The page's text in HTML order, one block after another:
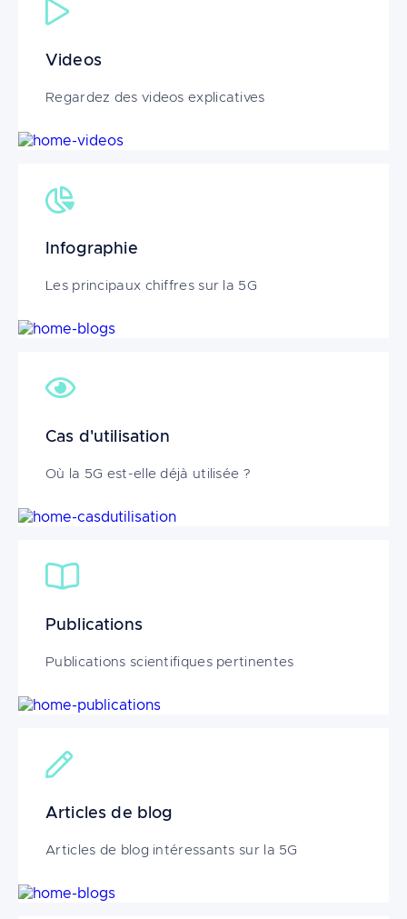
Videos
Regardez des videos explicatives
Image
Infographie
Les principaux chiffres sur la 5G
Image
Cas d'utilisation
Où la 5G est-elle déjà utilisée ?
Image
Publications
Publications scientifiques pertinentes
Image
Articles de blog
Articles de blog intéressants sur la 5G
Image